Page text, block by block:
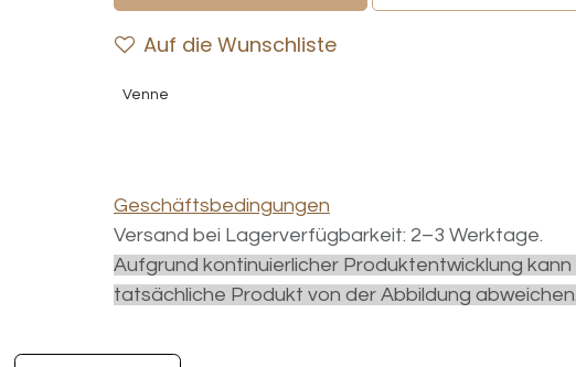
Auf die Wunschliste
Venne
Geschäftsbedingungen
Versand bei Lagerverfügbarkeit: 2–3 Werktage.
Aufgrund kontinuierlicher Produktentwicklung kann
tatsächliche Produkt von der Abbildung abweichen.